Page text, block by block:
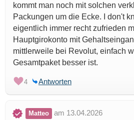
kommt man noch mit solchen
Packungen um die Ecke. I don't
eigentlich immer recht zufrieden
Hauptgirokonto mit
mittlerweile bei Revolut, einfach
Gesamtpaket besser ist.
4 Antworten
Matteo
am 13.04.2026